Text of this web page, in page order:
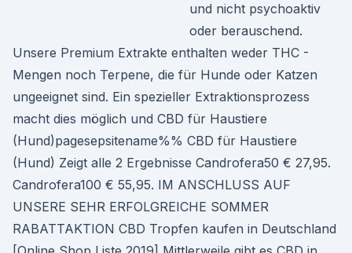
und nicht psychoaktiv
oder berauschend.
Unsere Premium Extrakte enthalten weder THC -
Mengen noch Terpene, die für Hunde oder Katzen
ungeeignet sind. Ein spezieller Extraktionsprozess
macht dies möglich und CBD für Haustiere
(Hund)pagesepsitename%% CBD für Haustiere
(Hund) Zeigt alle 2 Ergebnisse Candrofera50 € 27,95.
Candrofera100 € 55,95. IM ANSCHLUSS AUF
UNSERE SEHR ERFOLGREICHE SOMMER
RABATTAKTION CBD Tropfen kaufen in Deutschland